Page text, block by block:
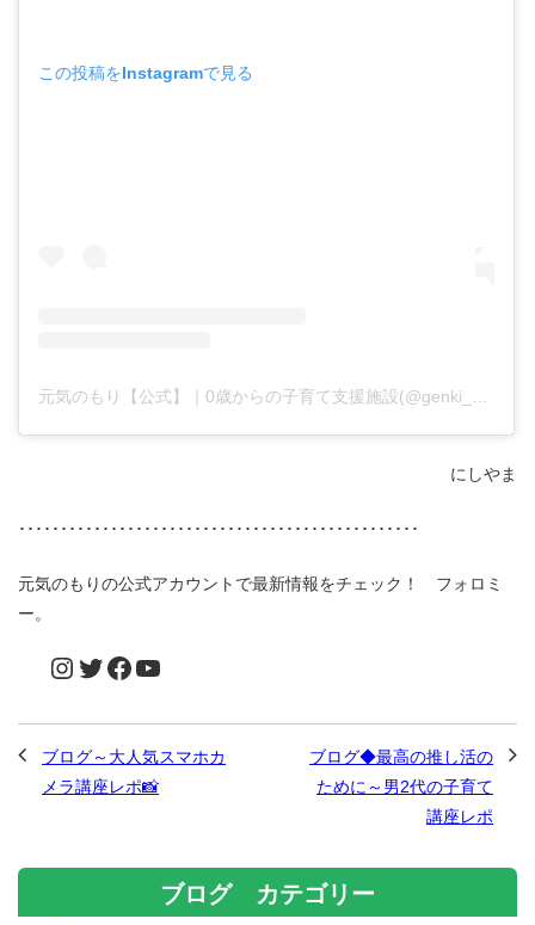
この投稿をInstagramで見る
にしやま
････････････････････････････････････････････････
元気のもりの公式アカウントで最新情報をチェック！ フォロミ
ー。
ブログ～大人気スマホカ
メラ講座レポ📸
ブログ◆最高の推し活の
ために～男2代の子育て
講座レポ
ブログ カテゴリー